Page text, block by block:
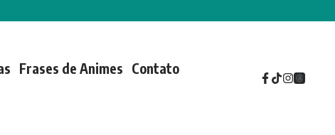
Frases de Animes Contato